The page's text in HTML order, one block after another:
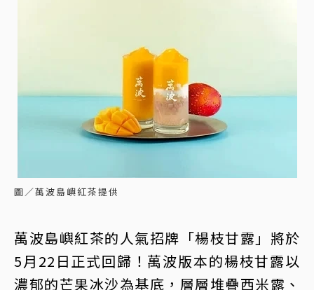
圖／萬波島嶼紅茶提供
萬波島嶼紅茶的人氣招牌「楊枝甘露」將於
5月22日正式回歸！萬波版本的楊枝甘露以
濃郁的芒果冰沙為基底，層層堆疊西米露、